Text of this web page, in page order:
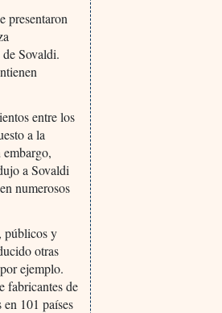
presentaron
Sovaldi.
entre los
a la
a Sovaldi
numerosos
públicos y
otras
ejemplo.
fabricantes de
en 101 países